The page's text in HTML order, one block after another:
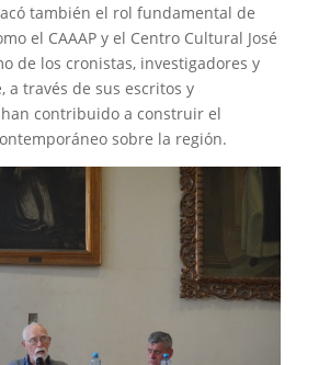
también el rol fundamental de
el CAAAP y el Centro Cultural José
de los cronistas, investigadores y
a través de sus escritos y
contribuido a construir el
sobre la región.